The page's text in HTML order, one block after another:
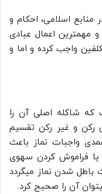
اسلامی، احکام و
مهمترین اعمال عبادی
واجب کرده و اما و
است که شاکله اصلی آن را
رکن و غیر رکن تقسیم
واجبات نماز باعث
فراموش کردن سهوی
باطل شدن نماز میگردد
آن را صحیح کرد.